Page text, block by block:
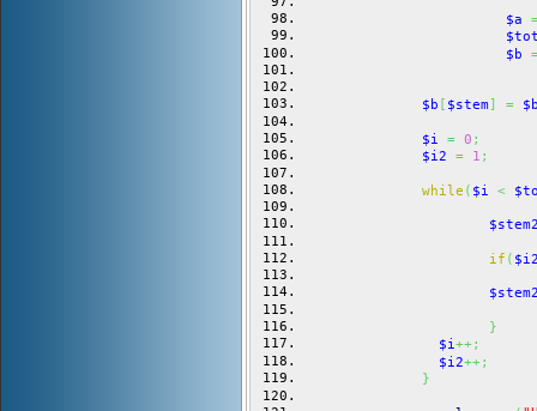
$a
$b
$b [ $stem ] =
$i = 0 ;
$i2
= 1 ;
while ( $i <
if (
}
$i++;
$i2++;
}